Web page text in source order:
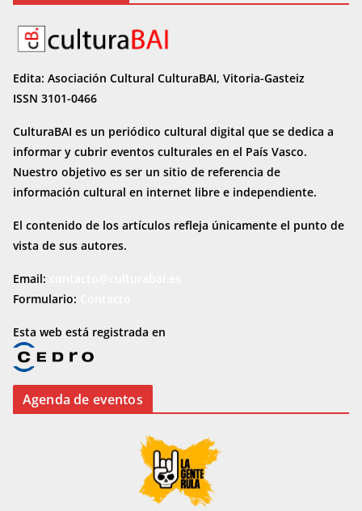
Edita: Asociación Cultural CulturaBAI, Vitoria-Gasteiz
ISSN 3101-0466
CulturaBAI es un periódico cultural digital que se dedica a
informar y cubrir eventos culturales en el País Vasco.
Nuestro objetivo es ser un sitio de referencia de
información cultural en internet libre e independiente.
El contenido de los artículos refleja únicamente el punto de
vista de sus autores.
Email:
Formulario:
Esta web está registrada en
Agenda de eventos